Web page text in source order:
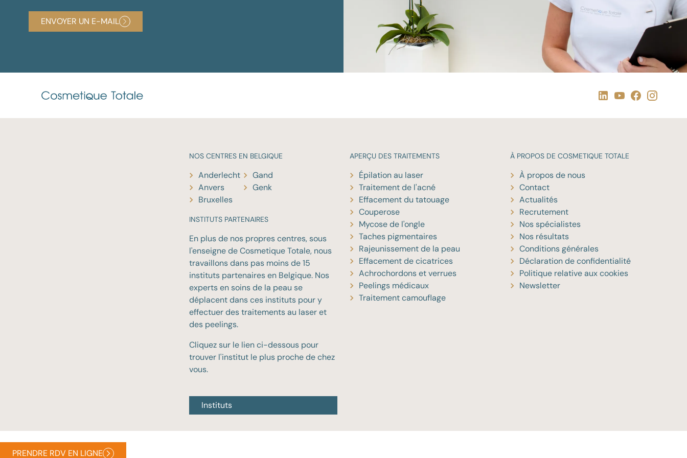
ENVOYER UN E-MAIL
NOS CENTRES EN BELGIQUE
Anderlecht
Anvers
Bruxelles
Gand
Genk
INSTITUTS PARTENAIRES
En plus de nos propres centres, sous
l'enseigne de Cosmetique Totale, nous
travaillons dans pas moins de 15
instituts partenaires en Belgique. Nos
experts en soins de la peau se
déplacent dans ces instituts pour y
effectuer des traitements au laser et
des peelings.
Cliquez sur le lien ci-dessous pour
trouver l'institut le plus proche de chez
vous.
Instituts
APERÇU DES TRAITEMENTS
Épilation au laser
Traitement de l'acné
Effacement du tatouage
Couperose
Mycose de l'ongle
Taches pigmentaires
Rajeunissement de la peau
Effacement de cicatrices
Achrochordons et verrues
Peelings médicaux
Traitement camouflage
À PROPOS DE COSMETIQUE TOTALE
À propos de nous
Contact
Actualités
Recrutement
Nos spécialistes
Nos résultats
Conditions générales
Déclaration de confidentialité
Politique relative aux cookies
Newsletter
© 2026 Cosmetique-Totale.com
PRENDRE RDV EN LIGNE